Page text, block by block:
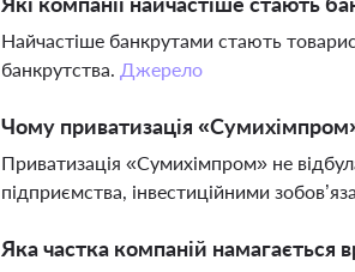
Найчастіше банкрутами стають
банкрутства. Джерело
Чому приватизація
Приватизація «Сумихімпром» не
підприємства, інвестиційними
Яка частка компаній намагається